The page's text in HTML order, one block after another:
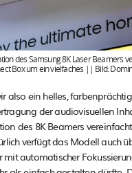
des Samsung 8K Laser Beamers
Box um ein vielfaches || Bild:
also ein helles,
der audiovisuellen
des 8K Beamers
verfügt das Modell auch
mit automatischer